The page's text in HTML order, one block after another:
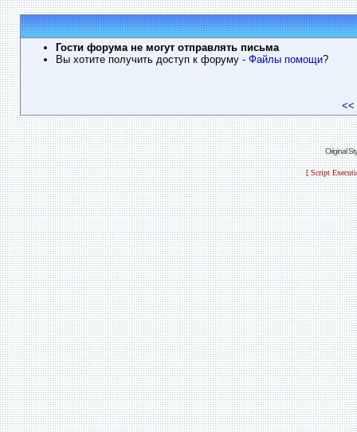
Гости форума не могут отправлять письма
Вы хотите получить доступ к форуму - Файлы помощи?
<<
Original
[ Script